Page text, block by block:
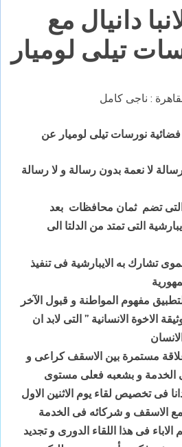
دانيال مع
تيلى لوميار
: ناجى كامل
فضائية نورسات تيلى لوميار عن
لا نعمة بدون رسالة و لا رسالة
التى تضم ثمان محافظات بعد
التى تمتد من الدلتا الى
تشارك به الايبارشية فى تنفيذ
مفهوم المواطنة و قبول الآخر
الاخوة الانسانية ” التى لابد ان
مستمرة بين الاسقف كراعى و
الخدمة و بشعبه فعلى مستوى
فى تخصيص لقاء يوم الاثنين الاول
الاسقف و شركائه فى الخدمة
فى هذا اللقاء الدورى و تجديد